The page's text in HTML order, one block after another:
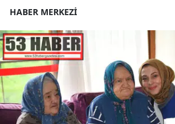
HABER MERKEZİ